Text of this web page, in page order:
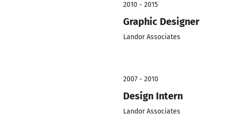
2010 - 2015
Graphic Designer
Landor Associates
2007 - 2010
Design Intern
Landor Associates